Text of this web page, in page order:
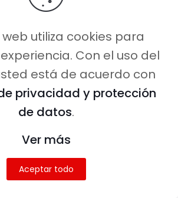
es para todo el mundo,
hacer esto es algo
la suerte de ver Nepal
que ahora
históricas
para nosotros nos
web utiliza cookies para
Con el uso del
está de acuerdo con
privacidad y protección
de datos.
Ver más
Aceptar todo